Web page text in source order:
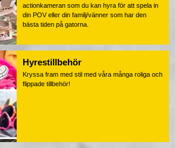
actionkameran som du kan hyra för att spela in
din POV eller din familj/vänner som har den
bästa tiden på gatorna.
Hyrestillbehör
Kryssa fram med stil med våra många roliga och
flippade tillbehör!